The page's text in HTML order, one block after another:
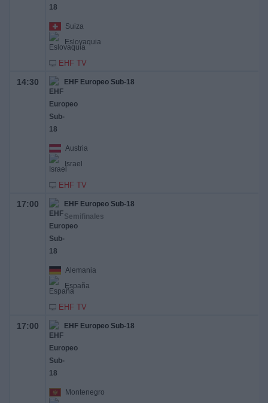
Suiza
Eslovaquia
EHF TV
14:30 EHF Europeo Sub-18
Austria
Israel
EHF TV
17:00
EHF Europeo Sub-18
Semifinales
Alemania
España
EHF TV
17:00 EHF Europeo Sub-18
Montenegro